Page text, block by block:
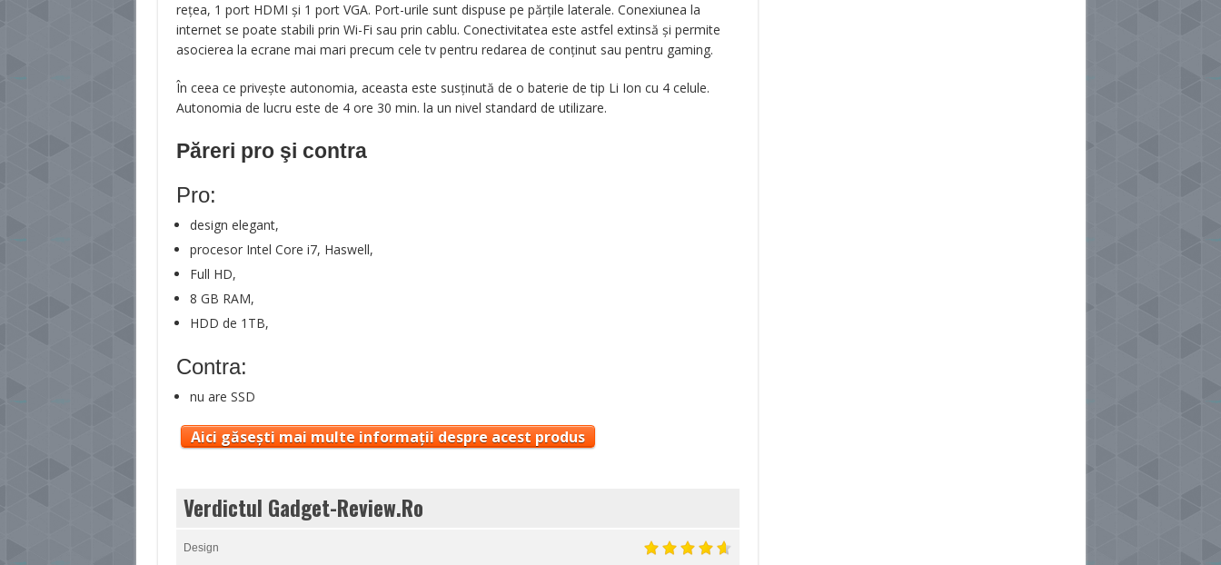
rețea, 1 port HDMI și 1 port VGA. Port-urile sunt dispuse pe părțile laterale. Conexiunea la
internet se poate stabili prin Wi-Fi sau prin cablu. Conectivitatea este astfel extinsă și permite
asocierea la ecrane mai mari precum cele tv pentru redarea de conținut sau pentru gaming.
În ceea ce privește autonomia, aceasta este susținută de o baterie de tip Li Ion cu 4 celule.
Autonomia de lucru este de 4 ore 30 min. la un nivel standard de utilizare.
Păreri pro şi contra
Pro:
design elegant,
procesor Intel Core i7, Haswell,
Full HD,
8 GB RAM,
HDD de 1TB,
Contra:
nu are SSD
Aici găsești mai multe informații despre acest produs
Verdictul Gadget-Review.Ro
Design